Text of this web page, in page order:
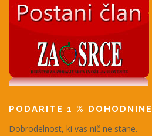
PODARITE 1 % DOHODNINE
Dobrodelnost, ki vas nič ne stane.